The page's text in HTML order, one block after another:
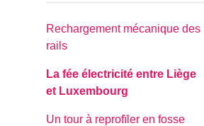
Rechargement mécanique des
rails
La fée électricité entre Liège
et Luxembourg
Un tour à reprofïler en fosse